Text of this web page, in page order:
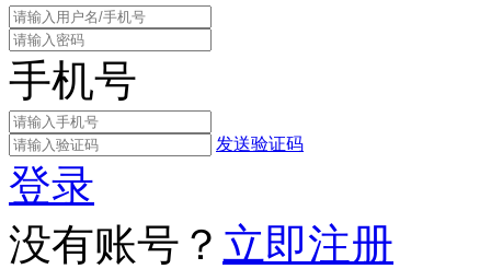
手机号
发送验证码
登录
没有账号？ 立即注册